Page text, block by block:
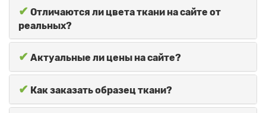
✔ Отличаются ли цвета ткани на сайте от
реальных?
✔ Актуальные ли цены на сайте?
✔ Как заказать образец ткани?